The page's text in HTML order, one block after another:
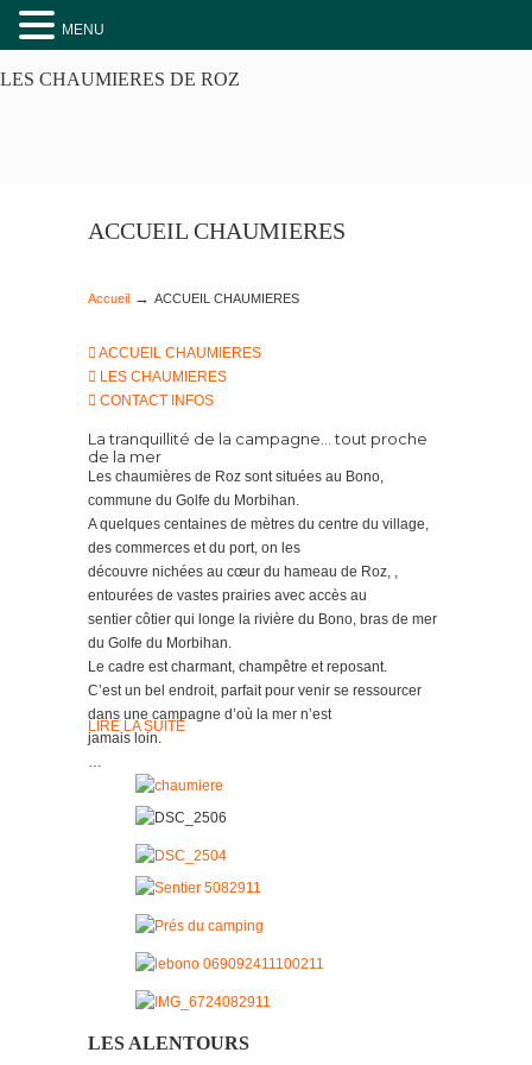
LES CHAUMIERES DE ROZ
ACCUEIL CHAUMIERES
Accueil → ACCUEIL CHAUMIERES
ACCUEIL CHAUMIERES
LES CHAUMIERES
CONTACT INFOS
La tranquillité de la campagne... tout proche
de la mer
Les chaumières de Roz sont situées au Bono,
commune du Golfe du Morbihan.
A quelques centaines de mètres du centre du village,
des commerces et du port, on les
découvre nichées au cœur du hameau de Roz, ,
entourées de vastes prairies avec accès au
sentier côtier qui longe la rivière du Bono, bras de mer
du Golfe du Morbihan.
Le cadre est charmant, champêtre et reposant.
C’est un bel endroit, parfait pour venir se ressourcer
dans une campagne d’où la mer n’est
jamais loin.
…
LIRE LA SUITE
LES ALENTOURS
MENU
LES ALENTOURS